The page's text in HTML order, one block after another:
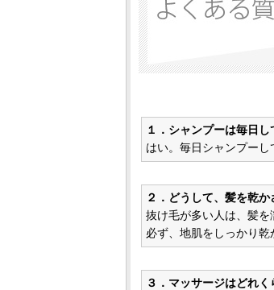
１．シャンプーは毎日し
はい。毎日シャンプーし
２．どうして、髪を乾
抜け毛が多い人は、髪を
必ず、地肌をしっかり乾
３．マッサージはどれく